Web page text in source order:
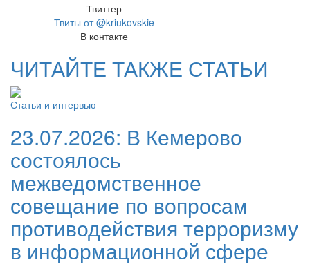
Твиттер
Твиты от @kriukovskie
В контакте
ЧИТАЙТЕ ТАКЖЕ СТАТЬИ
Статьи и интервью
23.07.2026: В Кемерово
состоялось
межведомственное
совещание по вопросам
противодействия терроризму
в информационной сфере